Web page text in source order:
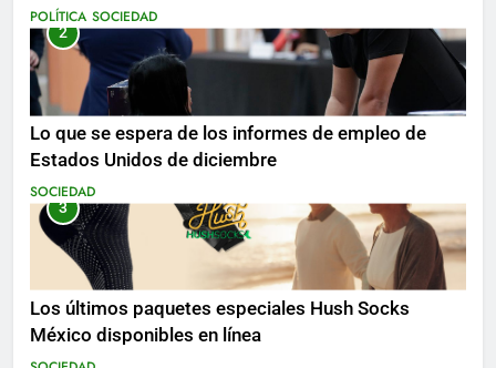
mientras se realizan arrestos
POLÍTICA SOCIEDAD
2
Lo que se espera de los informes de empleo de
Estados Unidos de diciembre
SOCIEDAD
3
Los últimos paquetes especiales Hush Socks
México disponibles en línea